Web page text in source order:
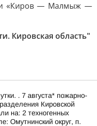
«Киров — Малмыж —
Кировская область"
. 7 августа* пожарно-
Кировской
на: 2 техногенных
Омутнинский округ, п.